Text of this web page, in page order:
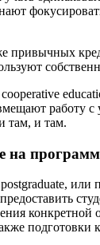
привычных
работу
там, и там.
на
или
подготовки